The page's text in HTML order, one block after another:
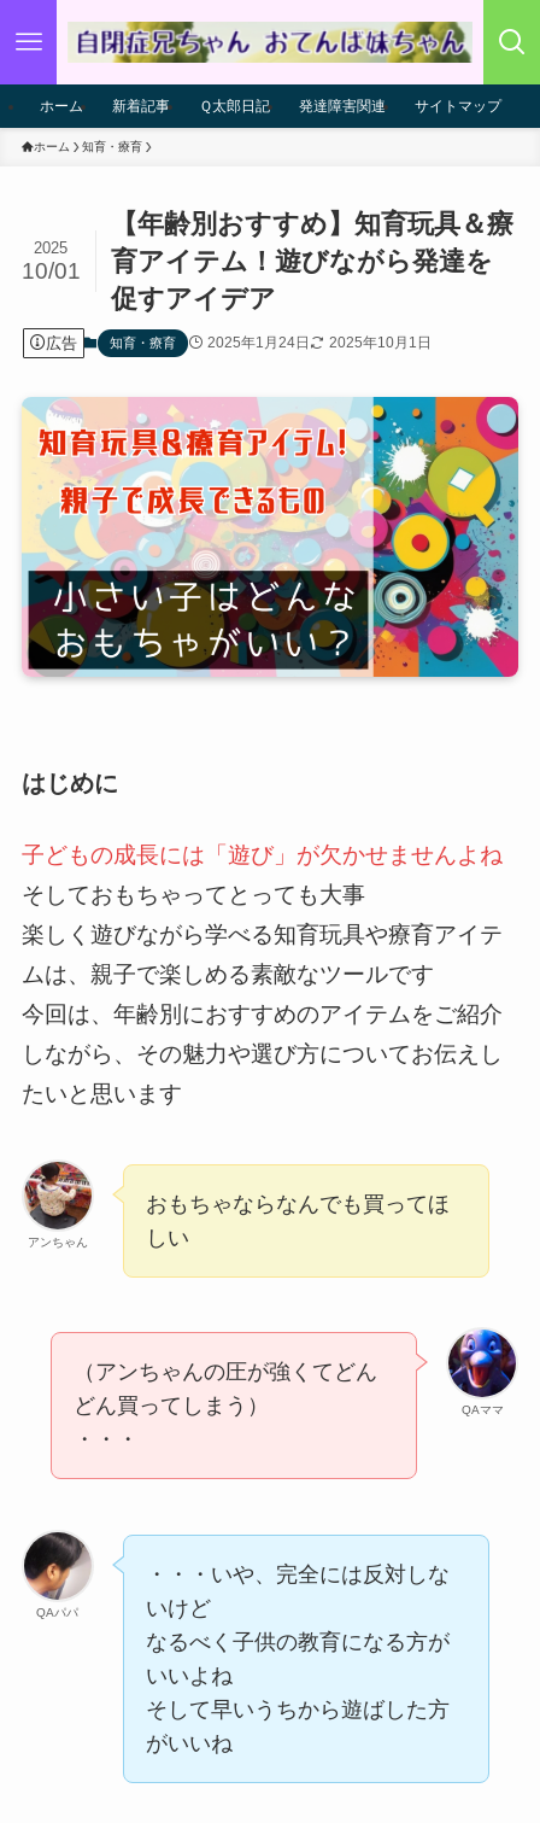
ホーム 新着記事 Ｑ太郎日記 発達障害関連 サイトマップ
ホーム 知育・療育
【年齢別おすすめ】知育玩具＆療
育アイテム！遊びながら発達を
促すアイデア
2025
10/01
広告 知育・療育 2025年1月24日 2025年10月1日
はじめに
子どもの成長には「遊び」が欠かせませんよね
そしておもちゃってとっても大事
楽しく遊びながら学べる知育玩具や療育アイテ
ムは、親子で楽しめる素敵なツールです
今回は、年齢別におすすめのアイテムをご紹介
しながら、その魅力や選び方についてお伝えし
たいと思います
アンちゃん
おもちゃならなんでも買ってほ
しい
QAママ
（アンちゃんの圧が強くてどん
どん買ってしまう）
・・・
QAパパ
・・・いや、完全には反対しな
いけど
なるべく子供の教育になる方が
いいよね
そして早いうちから遊ばした方
がいいね